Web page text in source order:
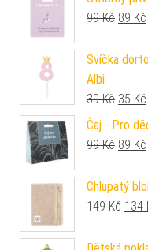
99Kč 89 Kč
Svíčka
Albi
39Kč 35 Kč
Čaj - Pro
99Kč 89 Kč
Chlupatý
149Kč 134